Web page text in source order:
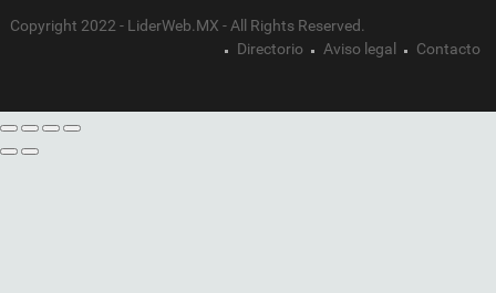
Copyright 2022 - LiderWeb.MX - All Rights Reserved.
Directorio
Aviso legal Contacto